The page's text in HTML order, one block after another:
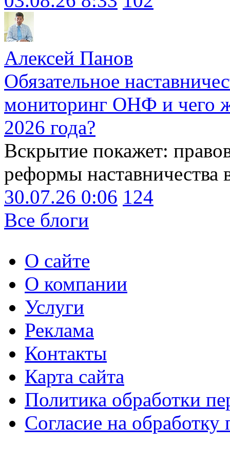
Алексей Панов
Обязательное
мониторинг ОНФ и чего
2026 года?
Вскрытие покажет:
реформы наставничества
30.07.26 0:06 124
Все блоги
О сайте
О компании
Услуги
Реклама
Контакты
Карта сайта
Политика обработки
Согласие на